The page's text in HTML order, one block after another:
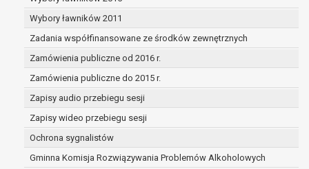
Wybory ławników 2011
Zadania współfinansowane ze środków zewnętrznych
Zamówienia publiczne od 2016 r.
Zamówienia publiczne do 2015 r.
Zapisy audio przebiegu sesji
Zapisy wideo przebiegu sesji
Ochrona sygnalistów
Gminna Komisja Rozwiązywania Problemów Alkoholowych
celu wywiązania się z obowiązku
wynikającego z przepisów prawa;
prawo do żądania ograniczenia
przetwarzania danych osobowych na
podstawie art. 18 RODO, w przypadku gdy:
osoba, której dane dotyczą
kwestionuje prawidłowość danych
osobowych – na okres pozwalający
administratorowi sprawdzić
prawidłowość tych danych,
przetwarzanie danych jest niezgodne